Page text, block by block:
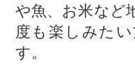
や魚、お米など
度も楽しみた
す。